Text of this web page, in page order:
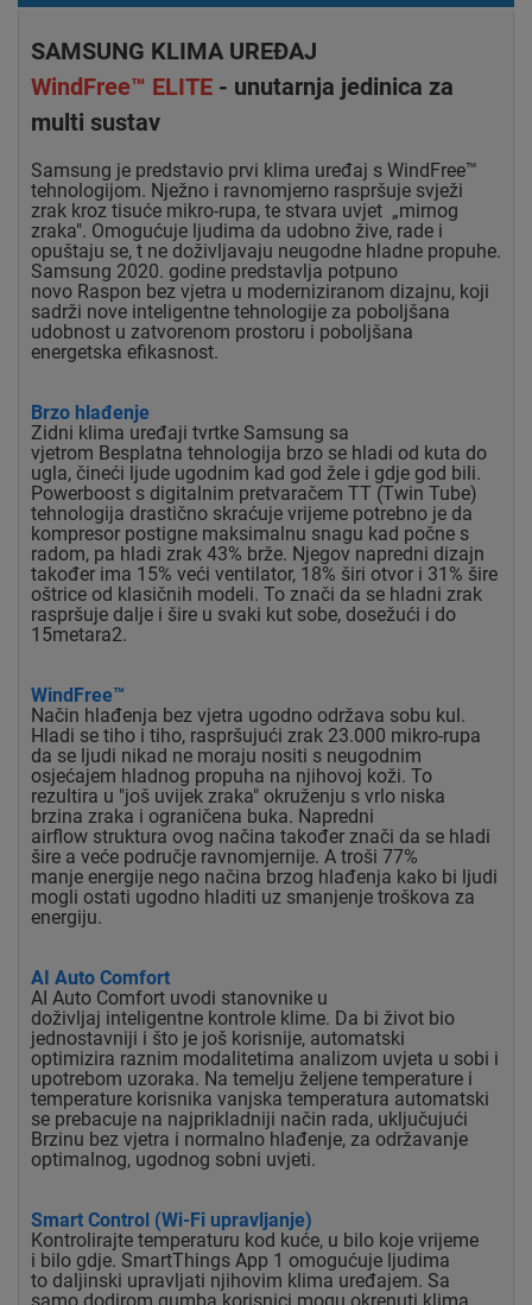
SAMSUNG KLIMA UREĐAJ
WindFree™ ELITE - unutarnja jedinica za
multi sustav
Samsung je predstavio prvi klima uređaj s WindFree™
tehnologijom. Nježno i ravnomjerno raspršuje svježi
zrak kroz tisuće mikro-rupa, te stvara uvjet „mirnog
zraka". Omogućuje ljudima da udobno žive, rade i
opuštaju se, t ne doživljavaju neugodne hladne propuhe.
Samsung 2020. godine predstavlja potpuno
novo Raspon bez vjetra u moderniziranom dizajnu, koji
sadrži nove inteligentne tehnologije za poboljšana
udobnost u zatvorenom prostoru i poboljšana
energetska efikasnost.
Brzo hlađenje
Zidni klima uređaji tvrtke Samsung sa
vjetrom Besplatna tehnologija brzo se hladi od kuta do
ugla, čineći ljude ugodnim kad god žele i gdje god bili.
Powerboost s digitalnim pretvaračem TT (Twin Tube)
tehnologija drastično skraćuje vrijeme potrebno je da
kompresor postigne maksimalnu snagu kad počne s
radom, pa hladi zrak 43% brže. Njegov napredni dizajn
također ima 15% veći ventilator, 18% širi otvor i 31% šire
oštrice od klasičnih modeli. To znači da se hladni zrak
raspršuje dalje i šire u svaki kut sobe, dosežući i do
15metara2.
WindFree™
Način hlađenja bez vjetra ugodno održava sobu kul.
Hladi se tiho i tiho, raspršujući zrak 23.000 mikro-rupa
da se ljudi nikad ne moraju nositi s neugodnim
osjećajem hladnog propuha na njihovoj koži. To
rezultira u "još uvijek zraka" okruženju s vrlo niska
brzina zraka i ograničena buka. Napredni
airflow struktura ovog načina također znači da se hladi
šire a veće područje ravnomjernije. A troši 77%
manje energije nego načina brzog hlađenja kako bi ljudi
mogli ostati ugodno hladiti uz smanjenje troškova za
energiju.
AI Auto Comfort
AI Auto Comfort uvodi stanovnike u
doživljaj inteligentne kontrole klime. Da bi život bio
jednostavniji i što je još korisnije, automatski
optimizira raznim modalitetima analizom uvjeta u sobi i
upotrebom uzoraka. Na temelju željene temperature i
temperature korisnika vanjska temperatura automatski
se prebacuje na najprikladniji način rada, uključujući
Brzinu bez vjetra i normalno hlađenje, za održavanje
optimalnog, ugodnog sobni uvjeti.
Smart Control (Wi-Fi upravljanje)
Kontrolirajte temperaturu kod kuće, u bilo koje vrijeme
i bilo gdje. SmartThings App 1 omogućuje ljudima
to daljinski upravljati njihovim klima uređajem. Sa